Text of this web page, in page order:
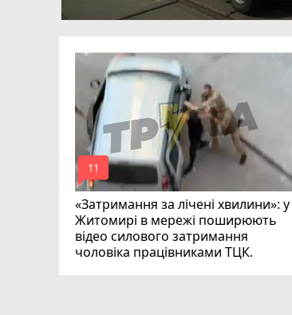
«Затримання за лічені хвилини»: у
Житомирі в мережі поширюють
відео силового затримання
чоловіка працівниками ТЦК.
mode_comment
11